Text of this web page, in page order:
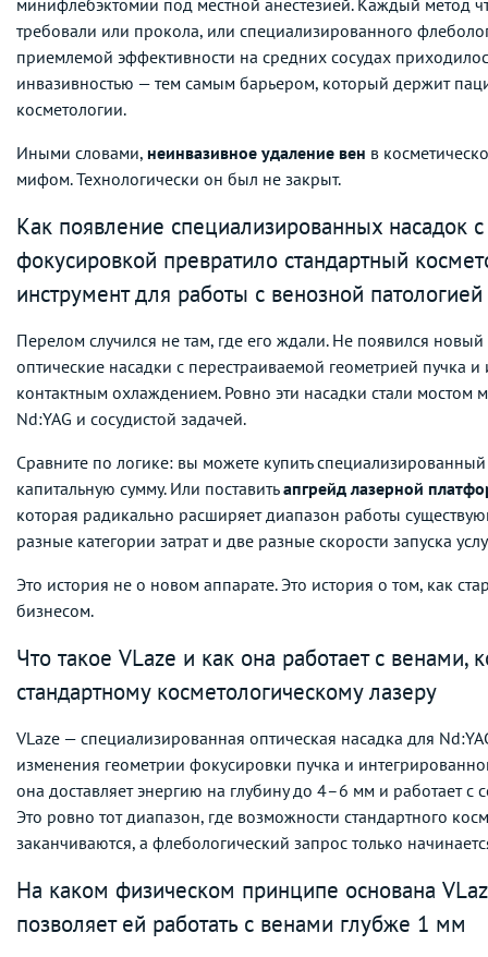
требовали или прокола, или специализированного
приемлемой эффективности на средних сосудах
инвазивностью — тем самым барьером, который держит
косметологии.
Иными словами, неинвазивное удаление вен в
мифом. Технологически он был не закрыт.
Как появление специализированных насадок
фокусировкой превратило стандартный
инструмент для работы с венозной патологией
Перелом случился не там, где его ждали. Не появился новый
оптические насадки с перестраиваемой геометрией пучка
контактным охлаждением. Ровно эти насадки стали мостом
Nd:YAG и сосудистой задачей.
Сравните по логике: вы можете купить
капитальную сумму. Или поставитьапгрейд лазерной
которая радикально расширяет диапазон работы
разные категории затрат и две разные скорости запуска
Это история не о новом аппарате. Это история о том, как
бизнесом.
Что такое VLaze и как она работает с венами,
стандартному косметологическому лазеру
VLaze — специализированная оптическая насадка для
изменения геометрии фокусировки пучка и
она доставляет энергию на глубину до 4–6 мм и работает
Это ровно тот диапазон, где возможности стандартного
заканчиваются, а флебологический запрос только
На каком физическом принципе основана
позволяет ей работать с венами глубже 1 мм